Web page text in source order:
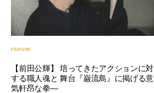
FEATURE
【前田公輝】 培ってきたアクションに対
する職人魂と 舞台『巌流島』に掲げる意
気軒昂な拳—